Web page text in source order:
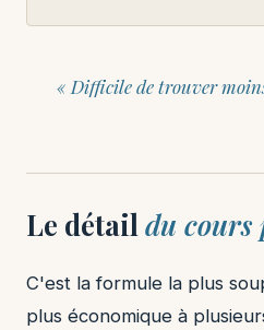
« Difficile de trouver
Le détail du
C'est la formule la plus
plus économique à